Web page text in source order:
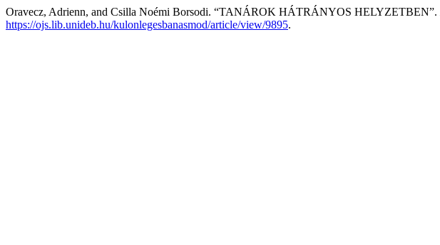
Oravecz, Adrienn, and Csilla Noémi Borsodi. “TANÁROK HÁTRÁNYOS HELYZETBEN”.
https://ojs.lib.unideb.hu/kulonlegesbanasmod/article/view/9895.